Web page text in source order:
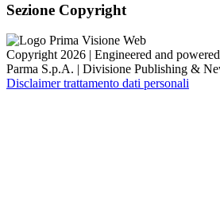
Sezione Copyright
Copyright 2026 | Engineered and
Parma S.p.A. | Divisione Publishing &
Disclaimer trattamento dati personali